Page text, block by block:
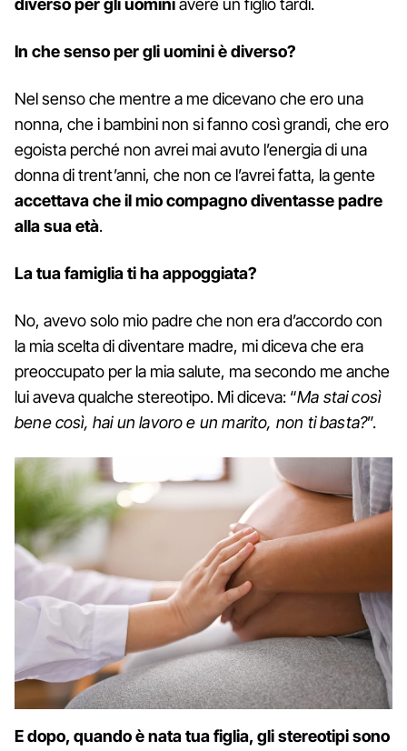
diverso per gli uominiavere un figlio tardi.
In che senso per gli uomini è diverso?
Nel senso che mentre a me dicevano che ero una
nonna, che i bambini non si fanno così grandi, che ero
egoista perché non avrei mai avuto l’energia di una
donna di trent’anni, che non ce l’avrei fatta, la gente
accettava che il mio compagno diventasse padre
alla sua età.
La tua famiglia ti ha appoggiata?
No, avevo solo mio padre che non era d’accordo con
la mia scelta di diventare madre, mi diceva che era
preoccupato per la mia salute, ma secondo me anche
lui aveva qualche stereotipo. Mi diceva: “Ma stai così
bene così, hai un lavoro e un marito, non ti basta?”.
E dopo, quando è nata tua figlia, gli stereotipi sono